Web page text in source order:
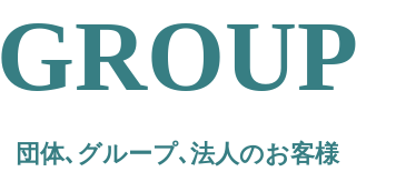
GROUP
団体､グループ､法人のお客様